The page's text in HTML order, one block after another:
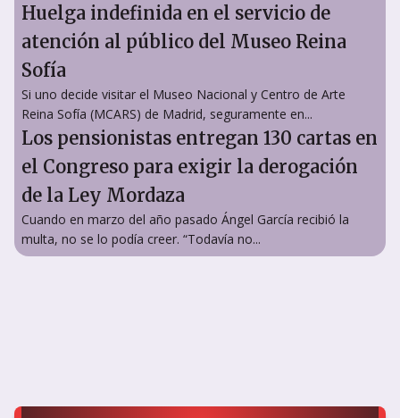
Huelga indefinida en el servicio de
atención al público del Museo Reina
Sofía
Si uno decide visitar el Museo Nacional y Centro de Arte
Reina Sofía (MCARS) de Madrid, seguramente en...
Los pensionistas entregan 130 cartas en
el Congreso para exigir la derogación
de la Ley Mordaza
Cuando en marzo del año pasado Ángel García recibió la
multa, no se lo podía creer. “Todavía no...